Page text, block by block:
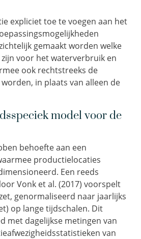
expliciet toe te voegen aan het
gemaakt worden welke
voor het waterverbruik en
ook rechtstreeks de
in plaats van alleen de
model voor de
behoefte aan een
productielocaties
Een reeds
Vonk et al. (2017) voorspelt
genormaliseerd naar jaarlijks
op lange tijdschalen. Dit
met dagelijkse metingen van
van